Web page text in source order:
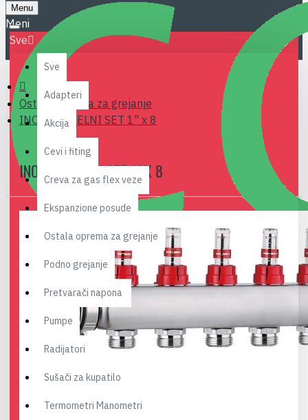
Menu
Sve
Sve
Adapteri
Akcija
Cevi i fiting
Creva za gas flex veze
Ekspanzione posude
Ostala oprema za grejanje
Podno grejanje
Pretvarači napona
Pumpe
Radijatori
Sušači za kupatilo
Termometri Manometri
Ostala oprema za grejanje
INOX RAZDELNI SET 1" x 8
INOX RAZDELNI SET 1" X 8